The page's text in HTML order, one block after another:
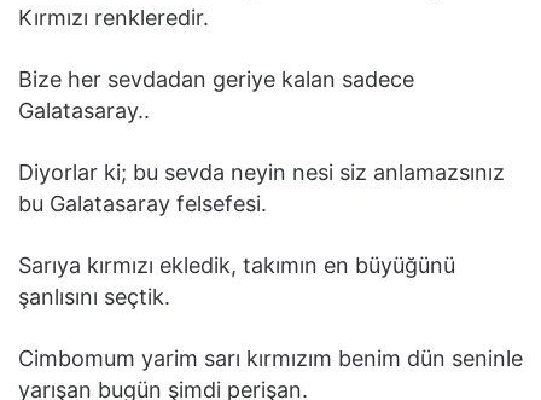
Kırmızı renkleredir.
Bize her sevdadan geriye kalan sadece
Galatasaray..
Diyorlar ki; bu sevda neyin nesi siz anlamazsınız
bu Galatasaray felsefesi.
Sarıya kırmızı ekledik, takımın en büyüğünü
şanlısını seçtik.
Cimbomum yarim sarı kırmızım benim dün seninle
yarışan bugün şimdi perişan.